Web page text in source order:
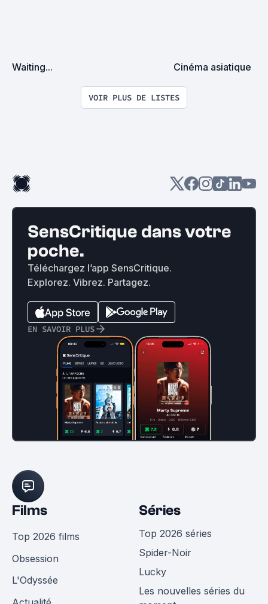
Waiting... Cinéma asiatique
VOIR PLUS DE LISTES
SensCritique dans votre
poche.
Téléchargez l’app SensCritique.
Explorez. Vibrez. Partagez.
EN SAVOIR PLUS
Films
Top 2026 films
Obsession
L'Odyssée
Séries
Top 2026 séries
Spider-Noir
Lucky
Les nouvelles séries du